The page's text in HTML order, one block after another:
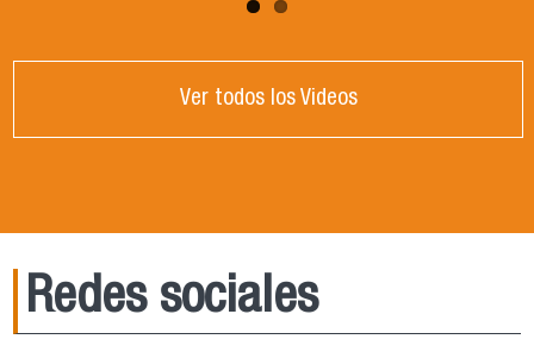
Ver todos los Videos
Redes sociales